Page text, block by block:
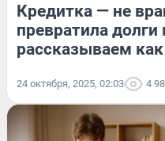
Кредитка — не
превратила
рассказываем как
24 октября, 2025, 02:03 4